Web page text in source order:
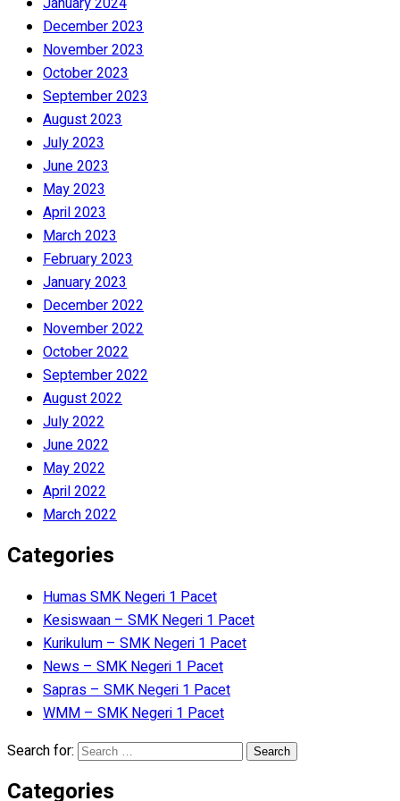
December 2023
November 2023
October 2023
September 2023
August 2023
July 2023
June 2023
May 2023
April 2023
March 2023
February 2023
January 2023
December 2022
November 2022
October 2022
September 2022
August 2022
July 2022
June 2022
May 2022
April 2022
March 2022
Categories
Humas SMK Negeri 1 Pacet
Kesiswaan – SMK Negeri 1 Pacet
Kurikulum – SMK Negeri 1 Pacet
News – SMK Negeri 1 Pacet
Sapras – SMK Negeri 1 Pacet
WMM – SMK Negeri 1 Pacet
Search for:
Categories